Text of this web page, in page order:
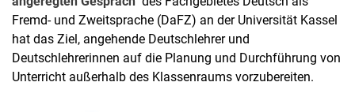
Fremd- und Zweitsprache (DaFZ) an der Universität Kassel
hat das Ziel, angehende Deutschlehrer und
Deutschlehrerinnen auf die Planung und Durchführung von
Unterricht außerhalb des Klassenraums vorzubereiten.